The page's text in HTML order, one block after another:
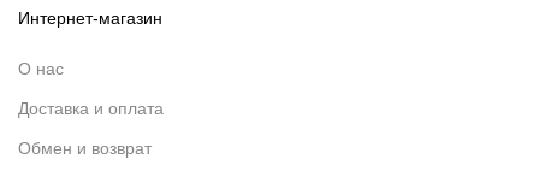
Интернет-магазин
О нас
Доставка и оплата
Обмен и возврат